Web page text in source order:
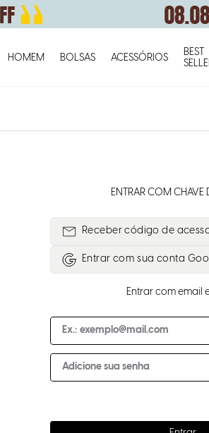
HOMEM BOLSAS ACESSÓRIOS
BEST
ENTRAR COM CHAVE
Receber código de
Entrar com
Entrar com email